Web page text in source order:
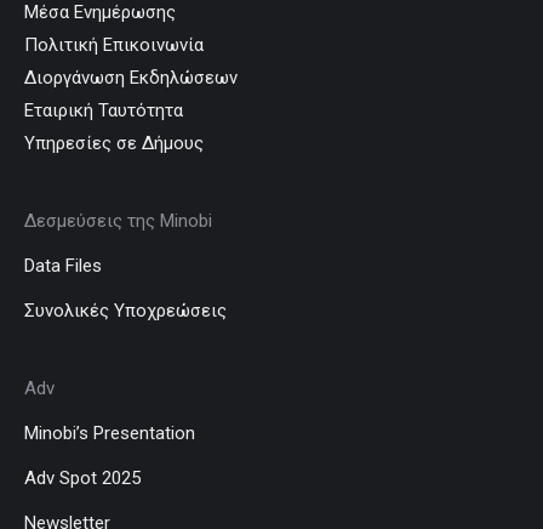
Μέσα Ενημέρωσης
Πολιτική Επικοινωνία
Διοργάνωση Εκδηλώσεων
Εταιρική Ταυτότητα
Υπηρεσίες σε Δήμους
Δεσμεύσεις της Minobi
Data Files
Συνολικές Υποχρεώσεις
Adv
Minobi’s Presentation
Adv Spot 2025
Newsletter